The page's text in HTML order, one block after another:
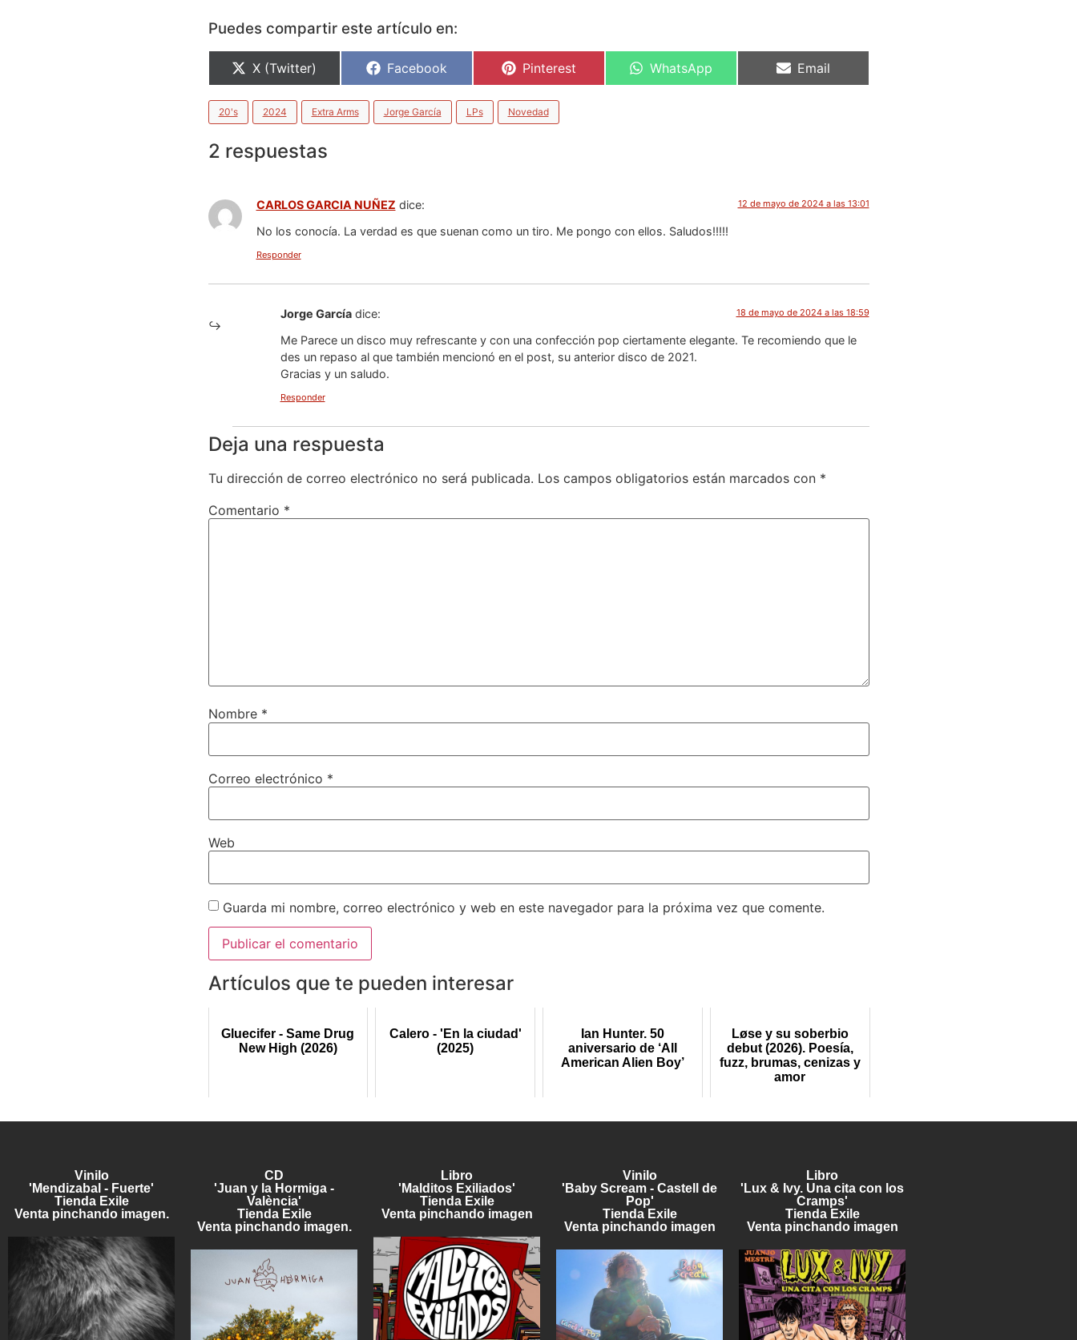
Puedes compartir este artículo en:
X (Twitter) Facebook Pinterest WhatsApp Email
20's 2024 Extra Arms Jorge García LPs Novedad
2 respuestas
CARLOS GARCIA NUÑEZ dice: 12 de mayo de 2024 a las 13:01
No los conocía. La verdad es que suenan como un tiro. Me pongo con ellos. Saludos!!!!!
Responder
Jorge García dice: 18 de mayo de 2024 a las 18:59
Me Parece un disco muy refrescante y con una confección pop ciertamente elegante. Te recomiendo que le
des un repaso al que también mencionó en el post, su anterior disco de 2021.
Gracias y un saludo.
Responder
Deja una respuesta
Tu dirección de correo electrónico no será publicada. Los campos obligatorios están marcados con *
Comentario *
Nombre *
Correo electrónico *
Web
Guarda mi nombre, correo electrónico y web en este navegador para la próxima vez que comente.
Artículos que te pueden interesar
Gluecifer - Same Drug
New High (2026)
Calero - 'En la ciudad'
(2025)
Ian Hunter. 50
aniversario de ‘All
American Alien Boy’
Løse y su soberbio
debut (2026). Poesía,
fuzz, brumas, cenizas y
amor
Vinilo
'Mendizabal - Fuerte'
Tienda Exile
Venta pinchando imagen.
CD
'Juan y la Hormiga -
València'
Tienda Exile
Venta pinchando imagen.
Libro
'Malditos Exiliados'
Tienda Exile
Venta pinchando imagen
Vinilo
'Baby Scream - Castell de
Pop'
Tienda Exile
Venta pinchando imagen
Libro
'Lux & Ivy. Una cita con los
Cramps'
Tienda Exile
Venta pinchando imagen